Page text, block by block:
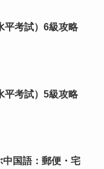
平考試）6級攻略
平考試）5級攻略
中国語：郵便・宅